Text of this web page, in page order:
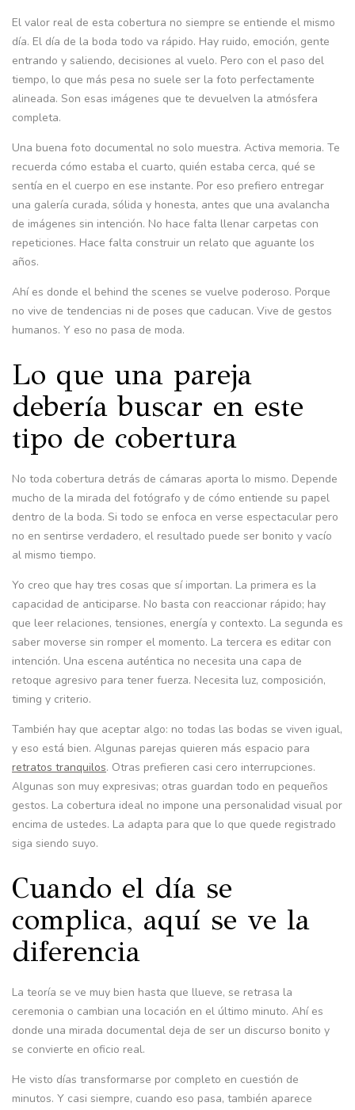
El valor real de esta cobertura no siempre se entiende el mismo
día. El día de la boda todo va rápido. Hay ruido, emoción, gente
entrando y saliendo, decisiones al vuelo. Pero con el paso del
tiempo, lo que más pesa no suele ser la foto perfectamente
alineada. Son esas imágenes que te devuelven la atmósfera
completa.
Una buena foto documental no solo muestra. Activa memoria. Te
recuerda cómo estaba el cuarto, quién estaba cerca, qué se
sentía en el cuerpo en ese instante. Por eso prefiero entregar
una galería curada, sólida y honesta, antes que una avalancha
de imágenes sin intención. No hace falta llenar carpetas con
repeticiones. Hace falta construir un relato que aguante los
años.
Ahí es donde el behind the scenes se vuelve poderoso. Porque
no vive de tendencias ni de poses que caducan. Vive de gestos
humanos. Y eso no pasa de moda.
Lo que una pareja
debería buscar en este
tipo de cobertura
No toda cobertura detrás de cámaras aporta lo mismo. Depende
mucho de la mirada del fotógrafo y de cómo entiende su papel
dentro de la boda. Si todo se enfoca en verse espectacular pero
no en sentirse verdadero, el resultado puede ser bonito y vacío
al mismo tiempo.
Yo creo que hay tres cosas que sí importan. La primera es la
capacidad de anticiparse. No basta con reaccionar rápido; hay
que leer relaciones, tensiones, energía y contexto. La segunda es
saber moverse sin romper el momento. La tercera es editar con
intención. Una escena auténtica no necesita una capa de
retoque agresivo para tener fuerza. Necesita luz, composición,
timing y criterio.
También hay que aceptar algo: no todas las bodas se viven igual,
y eso está bien. Algunas parejas quieren más espacio para
retratos tranquilos. Otras prefieren casi cero interrupciones.
Algunas son muy expresivas; otras guardan todo en pequeños
gestos. La cobertura ideal no impone una personalidad visual por
encima de ustedes. La adapta para que lo que quede registrado
siga siendo suyo.
Cuando el día se
complica, aquí se ve la
diferencia
La teoría se ve muy bien hasta que llueve, se retrasa la
ceremonia o cambian una locación en el último minuto. Ahí es
donde una mirada documental deja de ser un discurso bonito y
se convierte en oficio real.
He visto días transformarse por completo en cuestión de
minutos. Y casi siempre, cuando eso pasa, también aparece